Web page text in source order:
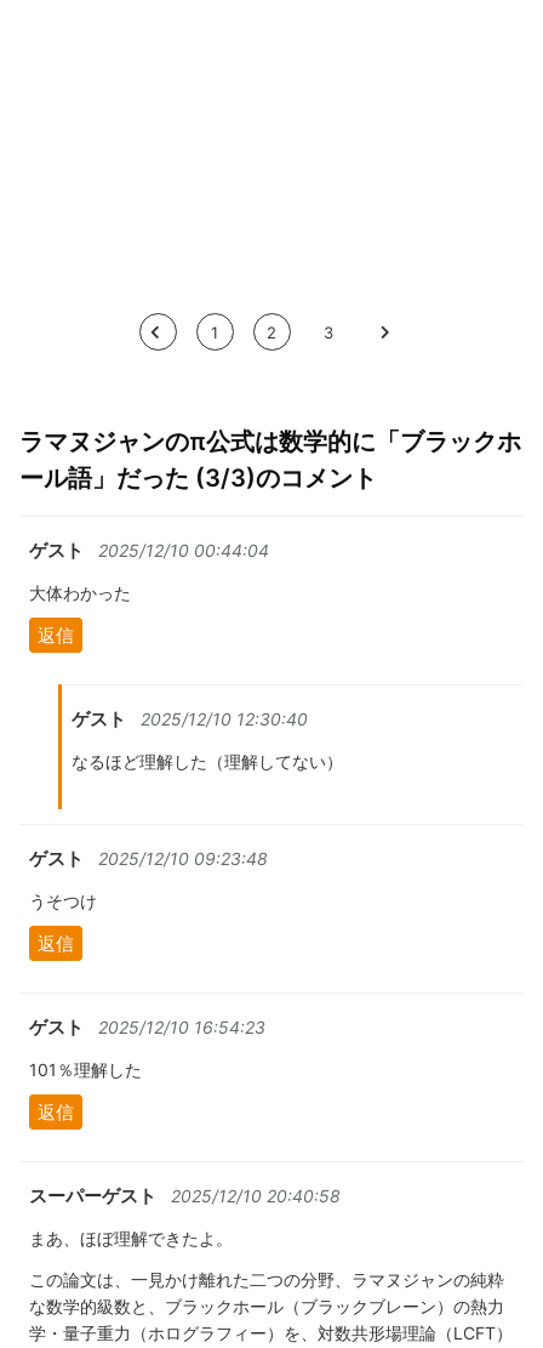
< 1 2 3 >
ラマヌジャンのπ公式は数学的に「ブラックホ
ール語」だった (3/3)のコメント
ゲスト 2025/12/10 00:44:04
大体わかった
返信
ゲスト 2025/12/10 12:30:40
なるほど理解した（理解してない）
ゲスト 2025/12/10 09:23:48
うそつけ
返信
ゲスト 2025/12/10 16:54:23
101％理解した
返信
スーパーゲスト 2025/12/10 20:40:58
まあ、ほぼ理解できたよ。
この論文は、一見かけ離れた二つの分野、ラマヌジャンの純粋
な数学的級数と、ブラックホール（ブラックブレーン）の熱力
学・量子重力（ホログラフィー）を、対数共形場理論（LCFT）